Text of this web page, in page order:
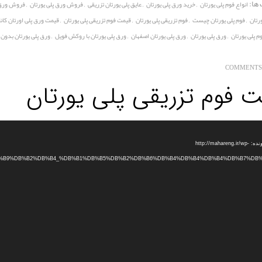
انواع فوم پلی یورتان خرید ورق پلی یورتان عایق پلی یورتان تزریقی فروش ورق پلی یورتان فروش
,فوم پلی یورتان چیست ,فوم تزریقی پلی یورتان ,قیمت فوم تزریقی پلی یورتان ,قیمت ورق پلی اورتان
پلی یورتان ,ورق پلی یورتان ,ورق پلی یورتان اصفهان ,ورق پلی یورتان با روکش فویل ,ورق پلی یورتان
فوم تزریقی پلی یورتان
دریافت پرونده: http://mahareng.ir/wp-